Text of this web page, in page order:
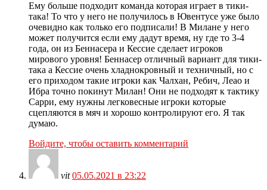
Ему больше подходит команда которая играет в тики-
така! То что у него не получилось в Ювентусе уже было
очевидно как только его подписали! В Милане у него
может получится если ему дадут время, ну где то 3-4
года, он из Беннасера и Кессие сделает игроков
мирового уровня! Беннасер отличный вариант для тики-
така а Кессие очень хладнокровный и техничный, но с
его приходом такие игроки как Чалхан, Ребич, Леао и
Ибра точно покинут Милан! Они не подходят к тактику
Сарри, ему нужны легковесные игроки которые
сцепляются в мяч и хорошо контролируют его. Я так
думаю.
Войдите, чтобы оставить комментарий
vit 05.05.2021 в 23:22